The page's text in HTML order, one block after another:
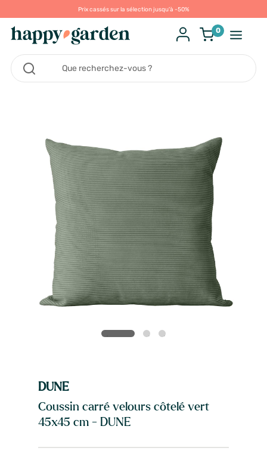
Prix cassés sur la sélection jusqu'à -50%
0
DUNE
Coussin carré velours côtelé vert
45x45 cm - DUNE